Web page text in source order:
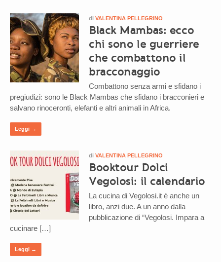
di VALENTINA PELLEGRINO
Black Mambas: ecco
chi sono le guerriere
che combattono il
bracconaggio
Combattono senza armi e sfidano i
pregiudizi: sono le Black Mambas che sfidano i bracconieri e
salvano rinoceronti, elefanti e altri animali in Africa.
Leggi →
di VALENTINA PELLEGRINO
Booktour Dolci
Vegolosi: il calendario
La cucina di Vegolosi.it è anche un
libro, anzi due. A un anno dalla
pubblicazione di “Vegolosi. Impara a
cucinare […]
Leggi →